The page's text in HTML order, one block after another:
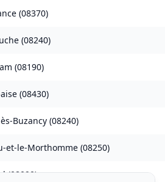
(08370)
(08240)
(08190)
(08430)
Buzancy (08240)
et-le-Morthomme (08250)
(08090)